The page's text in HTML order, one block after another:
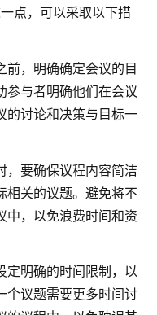
点，可以采取以下措
前，明确确定会议的目
参与者明确他们在会议
的讨论和决策与目标一
，要确保议程内容简洁
相关的议题。避免将不
中，以免浪费时间和资
定明确的时间限制，以
个议题需要更多时间讨